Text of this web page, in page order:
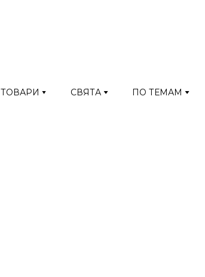
ТОВАРИ СВЯТА ПО ТЕМАМ